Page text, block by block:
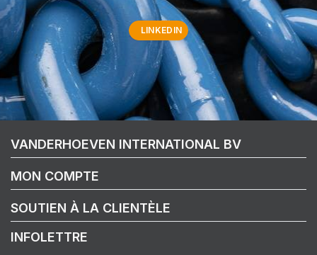
LINKEDIN
VANDERHOEVEN INTERNATIONAL BV
MON COMPTE
SOUTIEN À LA CLIENTÈLE
INFOLETTRE